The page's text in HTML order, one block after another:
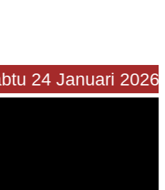
24 Januari 2026"